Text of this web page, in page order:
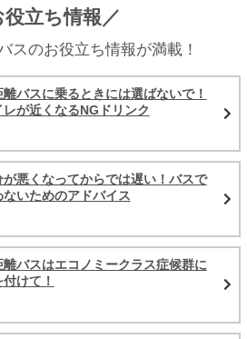
役立ち情報／
スのお役立ち情報が満載！
離バスに乗るときには選ばないで！
レが近くなるNGドリンク
が悪くなってからでは遅い！バスで
ないためのアドバイス
離バスはエコノミークラス症候群に
けて！